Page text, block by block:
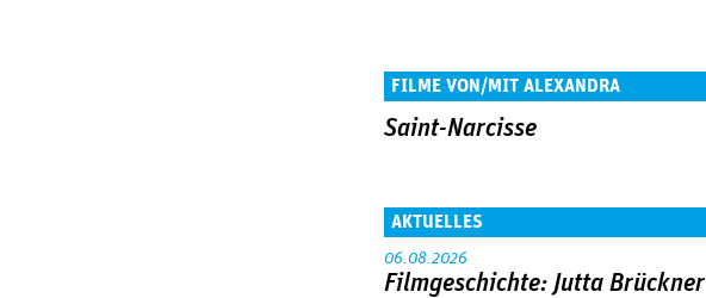
FILME VON/MIT ALEXANDRA
PERACHUK
Saint-Narcisse
AKTUELLES
06.08.2026
Filmgeschichte: Jutta Brückner